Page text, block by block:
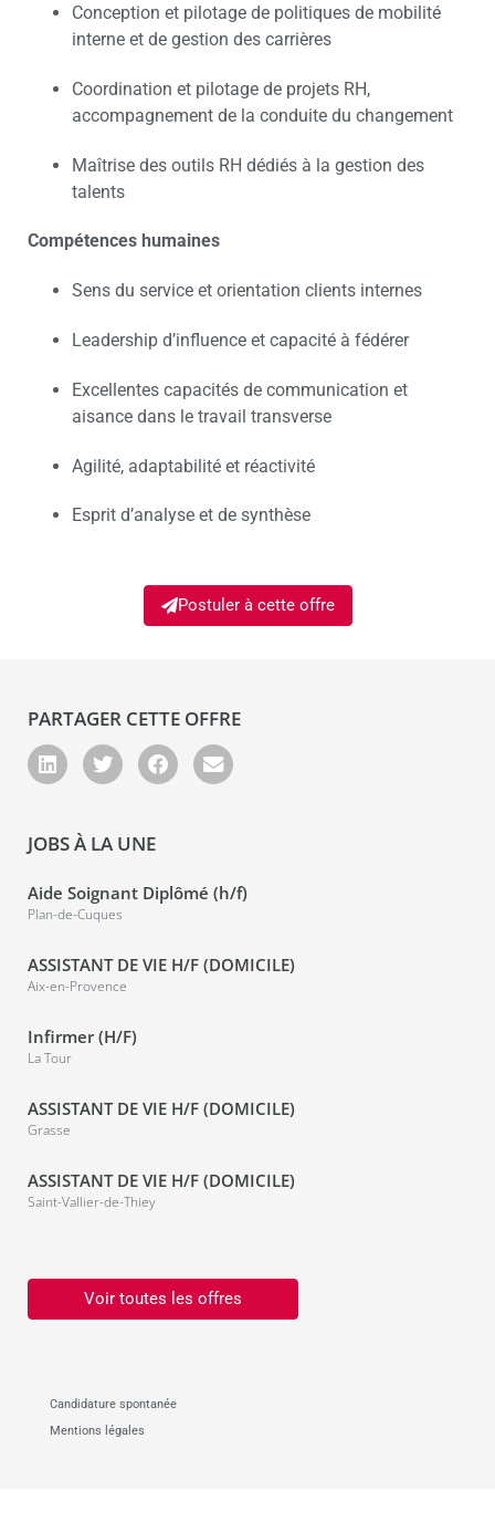
Conception et pilotage de politiques de mobilité
interne et de gestion des carrières
Coordination et pilotage de projets RH,
accompagnement de la conduite du changement
Maîtrise des outils RH dédiés à la gestion des
talents
Compétences humaines
Sens du service et orientation clients internes
Leadership d’influence et capacité à fédérer
Excellentes capacités de communication et
aisance dans le travail transverse
Agilité, adaptabilité et réactivité
Esprit d’analyse et de synthèse
Postuler à cette offre
PARTAGER CETTE OFFRE
JOBS À LA UNE
Aide Soignant Diplômé (h/f)
Plan-de-Cuques
ASSISTANT DE VIE H/F (DOMICILE)
Aix-en-Provence
Infirmer (H/F)
La Tour
ASSISTANT DE VIE H/F (DOMICILE)
Grasse
ASSISTANT DE VIE H/F (DOMICILE)
Saint-Vallier-de-Thiey
Voir toutes les offres
Candidature spontanée
Mentions légales